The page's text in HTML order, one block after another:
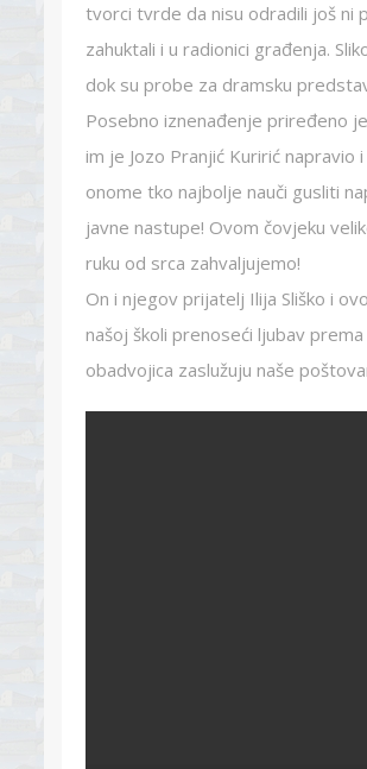
tvorci tvrde da nisu odradili još ni
zahuktali i u radionici građenja.
dok su probe za dramsku
Posebno iznenađenje priređeno
im je Jozo Pranjić Kuririć napravio
onome tko najbolje nauči gusliti
javne nastupe! Ovom čovjeku
ruku od srca zahvaljujemo!
On i njegov prijatelj Ilija Sliško i
našoj školi prenoseći ljubav
obadvojica zaslužuju naše